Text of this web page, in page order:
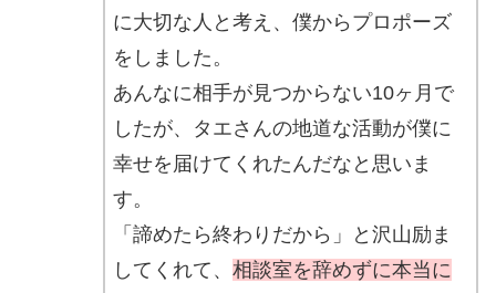
に大切な人と考え、僕からプロポーズ
をしました。
あんなに相手が見つからない10ヶ月で
したが、タエさんの地道な活動が僕に
幸せを届けてくれたんだなと思いま
す。
「諦めたら終わりだから」と沢山励ま
してくれて、 相談室を辞めずに本当に